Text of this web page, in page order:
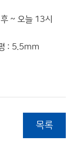
~ 오늘 13시
: 5.5mm
목록